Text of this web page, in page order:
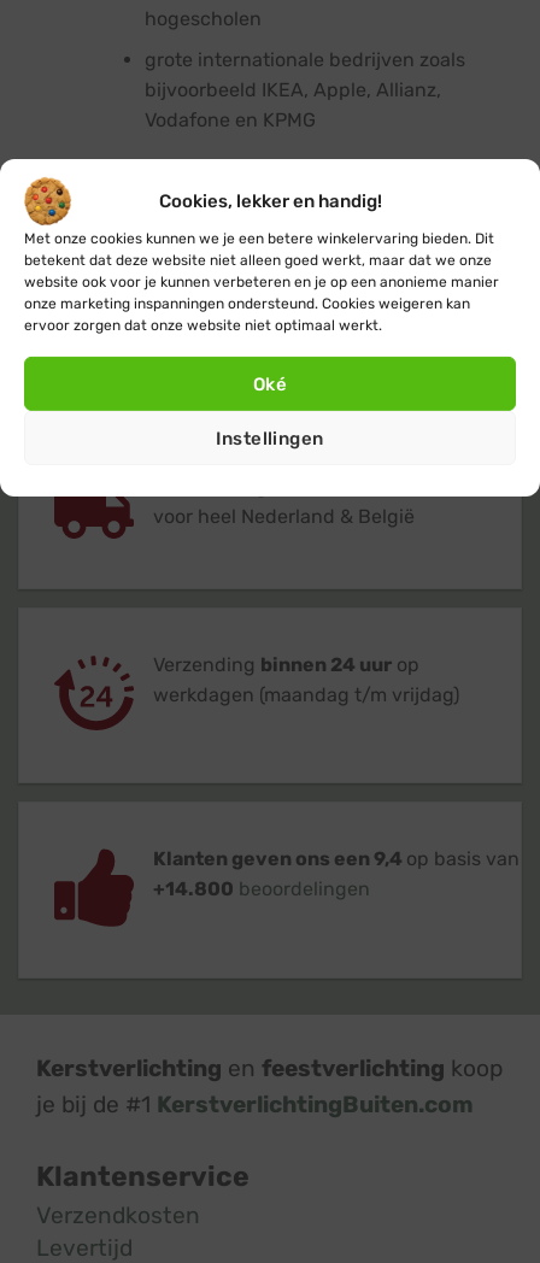
Cookies, lekker en handig!
Met onze cookies kunnen we je een betere winkelervaring bieden. Dit
betekent dat deze website niet alleen goed werkt, maar dat we onze
website ook voor je kunnen verbeteren en je op een anonieme manier
onze marketing inspanningen ondersteund. Cookies weigeren kan
ervoor zorgen dat onze website niet optimaal werkt.
Oké
Instellingen
hogescholen
grote internationale bedrijven zoals
bijvoorbeeld IKEA, Apple, Allianz,
Vodafone en KPMG
Per aanvraag zullen wij beoordelen of levering op
rekening mogelijk is. Na goedkeuring ontvang je
van ons per e-mail een eenvoudige instructie voor
levering op rekening.
voor heel Nederland & België
Verzending binnen 24 uur op
werkdagen (maandag t/m vrijdag)
Klanten geven ons een 9,4 op basis van
+14.800 beoordelingen
Kerstverlichting en feestverlichting koop
je bij de #1 KerstverlichtingBuiten.com
Klantenservice
Verzendkosten
Levertijd